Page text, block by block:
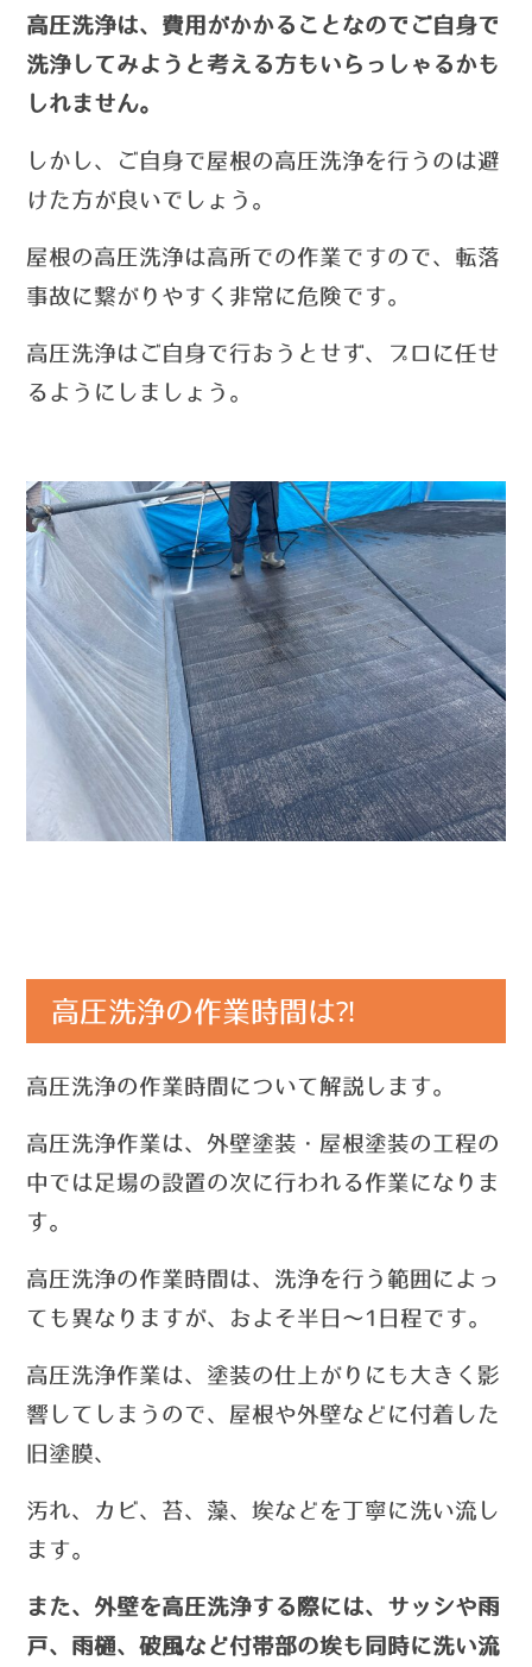
高圧洗浄は、費用がかかることなのでご自身で
洗浄してみようと考える方もいらっしゃるかも
しれません。
しかし、ご自身で屋根の高圧洗浄を行うのは避
けた方が良いでしょう。
屋根の高圧洗浄は高所での作業ですので、転落
事故に繋がりやすく非常に危険です。
高圧洗浄はご自身で行おうとせず、プロに任せ
るようにしましょう。
高圧洗浄の作業時間は⁈
高圧洗浄の作業時間について解説します。
高圧洗浄作業は、外壁塗装・屋根塗装の工程の
中では足場の設置の次に行われる作業になりま
す。
高圧洗浄の作業時間は、洗浄を行う範囲によっ
ても異なりますが、およそ半日～1日程です。
高圧洗浄作業は、塗装の仕上がりにも大きく影
響してしまうので、屋根や外壁などに付着した
旧塗膜、
汚れ、カビ、苔、藻、埃などを丁寧に洗い流し
ます。
また、外壁を高圧洗浄する際には、サッシや雨
戸、雨樋、破風など付帯部の埃も同時に洗い流